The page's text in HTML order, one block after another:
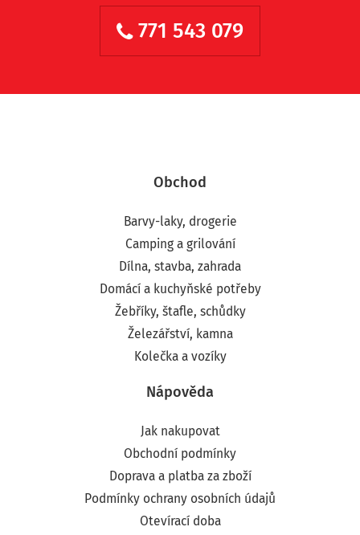
771 543 079
Obchod
Barvy-laky, drogerie
Camping a grilování
Dílna, stavba, zahrada
Domácí a kuchyňské potřeby
Žebříky, štafle, schůdky
Železářství, kamna
Kolečka a vozíky
Nápověda
Jak nakupovat
Obchodní podmínky
Doprava a platba za zboží
Podmínky ochrany osobních údajů
Otevírací doba